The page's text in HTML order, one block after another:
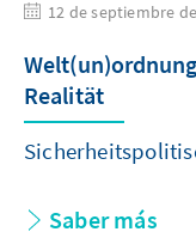
12 de septiembre
Realität
Saber más